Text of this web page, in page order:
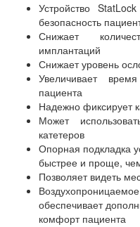
Устройство
безопасность
Снижает
имплантаций
Снижает уровень
Увеличивает
пациента
Надежно фиксирует
Может
катетеров
Опорная подкладка
быстрее и проще,
Позволяет видеть
обеспечивает
комфорт пациента